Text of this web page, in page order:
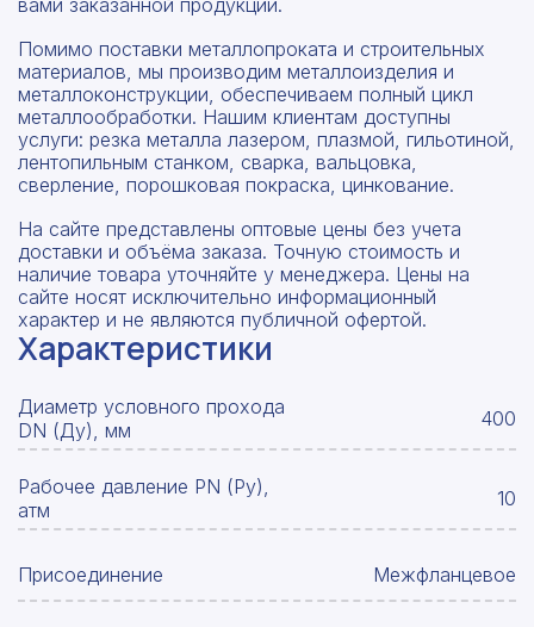
вами заказанной продукции.
Помимо поставки металлопроката и строительных
материалов, мы производим металлоизделия и
металлоконструкции, обеспечиваем полный цикл
металлообработки. Нашим клиентам доступны
услуги: резка металла лазером, плазмой, гильотиной,
лентопильным станком, сварка, вальцовка,
сверление, порошковая покраска, цинкование.
На сайте представлены оптовые цены без учета
доставки и объёма заказа. Точную стоимость и
наличие товара уточняйте у менеджера. Цены на
сайте носят исключительно информационный
характер и не являются публичной офертой.
Характеристики
Диаметр условного прохода
DN (Ду), мм
400
Рабочее давление PN (Ру),
атм
10
Присоединение Межфланцевое